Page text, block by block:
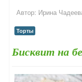
Автор: Ирина
Торты
Бисквит на